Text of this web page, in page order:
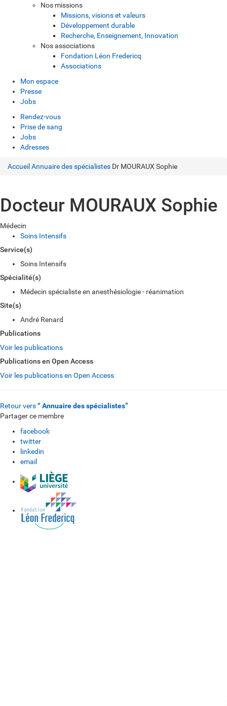
Nos missions
Missions, visions et valeurs
Développement durable
Recherche, Enseignement, Innovation
Nos associations
Fondation Léon Fredericq
Associations
Mon espace
Presse
Jobs
Rendez-vous
Prise de sang
Jobs
Adresses
Accueil Annuaire des spécialistes Dr MOURAUX Sophie
Docteur MOURAUX Sophie
Médecin
Soins Intensifs
Service(s)
Soins Intensifs
Spécialité(s)
Médecin spécialiste en anesthésiologie - réanimation
Site(s)
André Renard
Publications
Voir les publications
Publications en Open Access
Voir les publications en Open Access
Retour vers“ Annuaire des spécialistes”
Partager ce membre
facebook
twitter
linkedin
email